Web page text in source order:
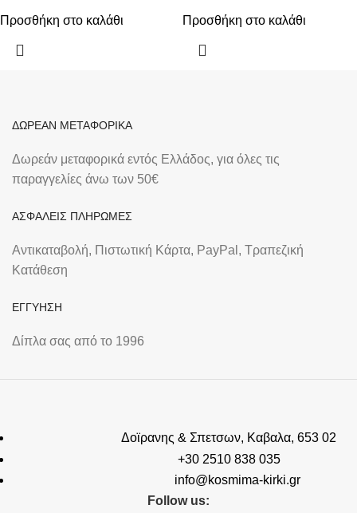
Προσθήκη στο καλάθι Προσθήκη στο καλάθι
ΔΩΡΕΑΝ ΜΕΤΑΦΟΡΙΚΑ
Δωρεάν μεταφορικά εντός Ελλάδος, για όλες τις
παραγγελίες άνω των 50€
ΑΣΦΑΛΕΙΣ ΠΛΗΡΩΜΕΣ
Αντικαταβολή, Πιστωτική Κάρτα, PayPal, Τραπεζική
Kατάθεση
ΕΓΓΥΗΣΗ
Δίπλα σας από το 1996
Δοϊρανης & Σπετσων, Καβαλα, 653 02
+30 2510 838 035
info@kosmima-kirki.gr
Follow us: